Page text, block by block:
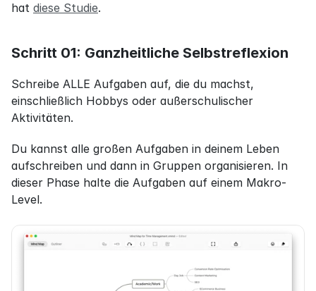
hat diese Studie.
Schritt 01: Ganzheitliche Selbstreflexion
Schreibe ALLE Aufgaben auf, die du machst,
einschließlich Hobbys oder außerschulischer
Aktivitäten.
Du kannst alle großen Aufgaben in deinem Leben
aufschreiben und dann in Gruppen organisieren. In
dieser Phase halte die Aufgaben auf einem Makro-
Level.